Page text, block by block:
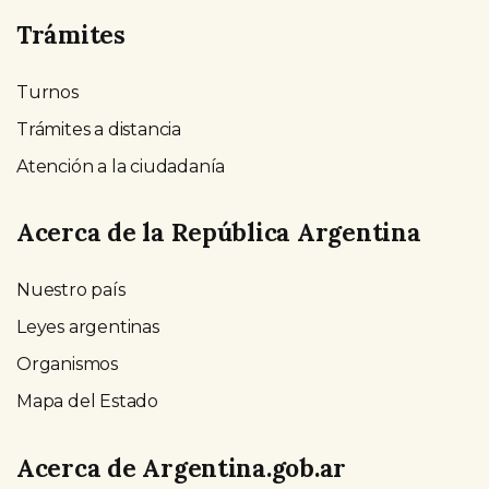
Trámites
Turnos
Trámites a distancia
Atención a la ciudadanía
Acerca de la República Argentina
Nuestro país
Leyes argentinas
Organismos
Mapa del Estado
Acerca de Argentina.gob.ar